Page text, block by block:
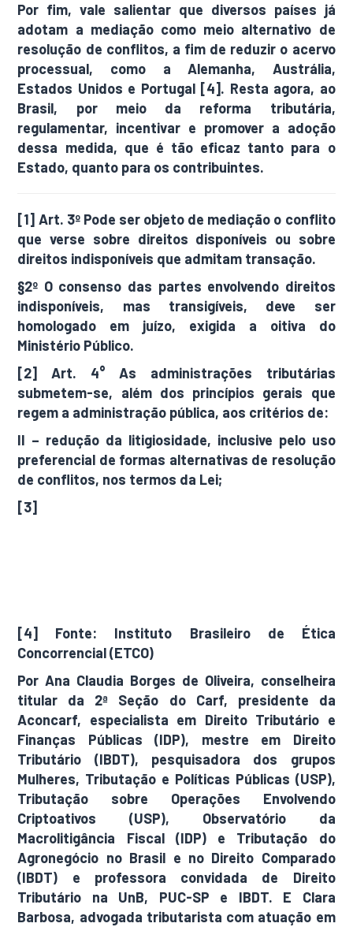
Por fim, vale salientar que diversos países já
adotam a mediação como meio alternativo de
resolução de conflitos, a fim de reduzir o acervo
processual, como a Alemanha, Austrália,
Estados Unidos e Portugal [4]. Resta agora, ao
Brasil, por meio da reforma tributária,
regulamentar, incentivar e promover a adoção
dessa medida, que é tão eficaz tanto para o
Estado, quanto para os contribuintes.
[1] Art. 3º Pode ser objeto de mediação o conflito
que verse sobre direitos disponíveis ou sobre
direitos indisponíveis que admitam transação.
§2º O consenso das partes envolvendo direitos
indisponíveis, mas transigíveis, deve ser
homologado em juízo, exigida a oitiva do
Ministério Público.
[2] Art. 4° As administrações tributárias
submetem-se, além dos princípios gerais que
regem a administração pública, aos critérios de:
II – redução da litigiosidade, inclusive pelo uso
preferencial de formas alternativas de resolução
de conflitos, nos termos da Lei;
[3]
[4] Fonte: Instituto Brasileiro de Ética
Concorrencial (ETCO)
Por Ana Claudia Borges de Oliveira, conselheira
titular da 2ª Seção do Carf, presidente da
Aconcarf, especialista em Direito Tributário e
Finanças Públicas (IDP), mestre em Direito
Tributário (IBDT), pesquisadora dos grupos
Mulheres, Tributação e Políticas Públicas (USP),
Tributação sobre Operações Envolvendo
Criptoativos (USP), Observatório da
Macrolitigância Fiscal (IDP) e Tributação do
Agronegócio no Brasil e no Direito Comparado
(IBDT) e professora convidada de Direito
Tributário na UnB, PUC-SP e IBDT. E Clara
Barbosa, advogada tributarista com atuação em